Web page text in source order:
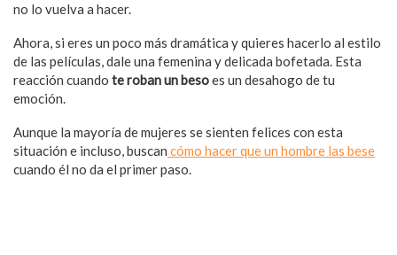
no lo vuelva a hacer.
Ahora, si eres un poco más dramática y quieres hacerlo al estilo
de las películas, dale una femenina y delicada bofetada. Esta
reacción cuando te roban un besoes un desahogo de tu
emoción.
Aunque la mayoría de mujeres se sienten felices con esta
situación e incluso, buscan cómo hacer que un hombre las bese
cuando él no da el primer paso.